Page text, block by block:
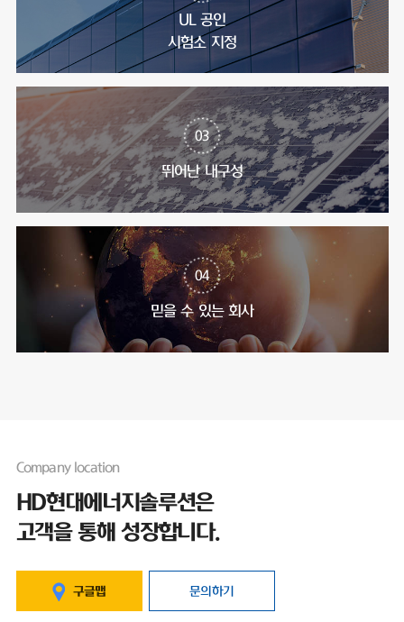
UL 공인
시험소 지정
03
뛰어난 내구성
04
믿을 수 있는 회사
Company location
HD현대에너지솔루션은
고객을 통해 성장합니다.
구글맵 문의하기